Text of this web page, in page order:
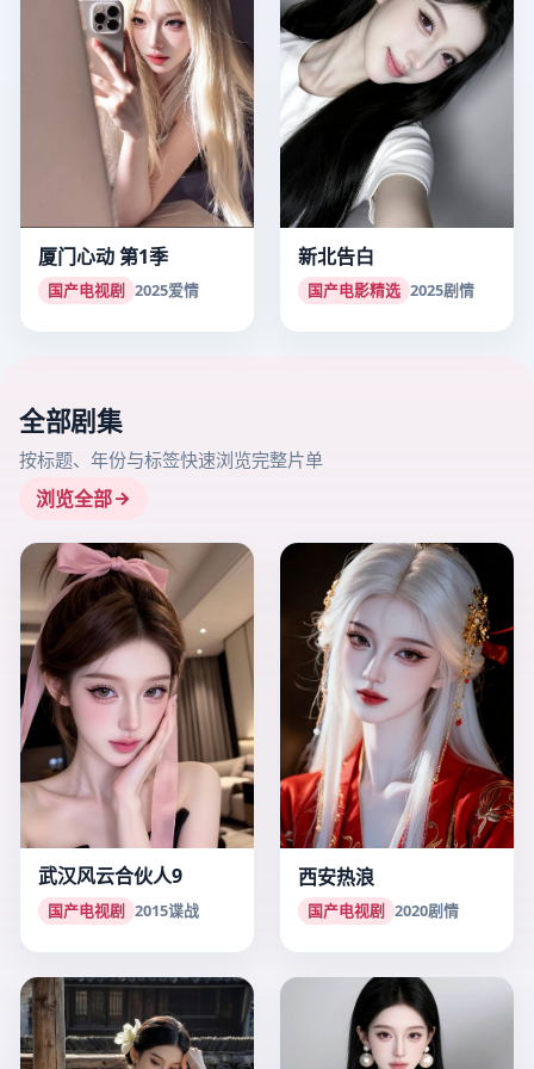
厦门心动 第1季
国产电视剧 2025爱情
新北告白
国产电影精选 2025剧情
全部剧集
按标题、年份与标签快速浏览完整片单
浏览全部
武汉风云合伙人9
国产电视剧 2015谍战
西安热浪
国产电视剧 2020剧情